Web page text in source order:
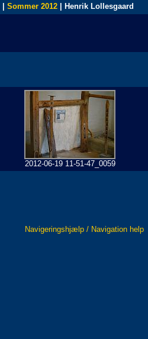
Sommer 2012 | Henrik Lollesgaard
2012-06-19 11-51-47_0059
Navigeringshjælp / Navigation help